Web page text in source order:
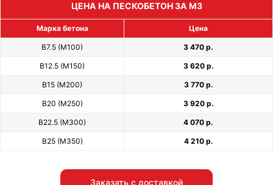
ЦЕНА НА ПЕСКОБЕТОН ЗА М3
Марка бетона Цена
В7.5 (М100) 3 470 р.
В12.5 (М150) 3 620 р.
В15 (М200) 3 770 р.
В20 (М250) 3 920 р.
В22.5 (М300) 4 070 р.
В25 (М350) 4 210 р.
Заказать с доставкой